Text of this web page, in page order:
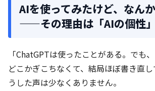
AIを使ってみたけど、なん
——その理由は「AIの個性
「ChatGPTは使ったことがある。でも
どこかぎこちなくて、結局ほぼ書き直
うした声は少なくありません。